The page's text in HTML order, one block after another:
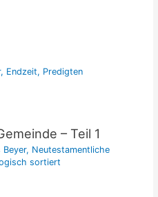
, Endzeit, Predigten
– Teil 1
Beyer, Neutestamentliche
sortiert